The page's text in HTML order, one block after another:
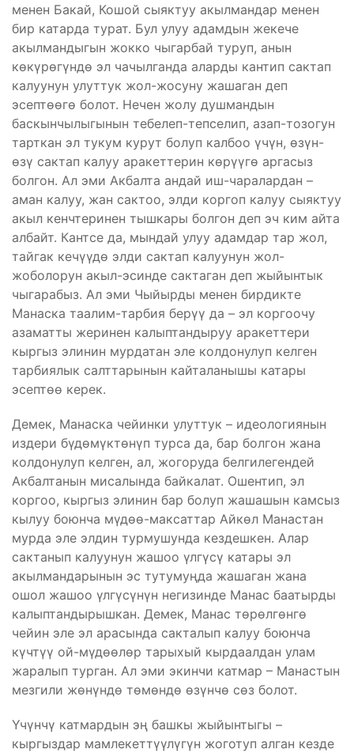
менен Бакай, Кошой сыяктуу акылмандар менен
бир катарда турат. Бул улуу адамдын жекече
акылмандыгын жокко чыгарбай туруп, анын
көкүрөгүндө эл чачылганда аларды кантип сактап
калуунун улуттук жол-жосуну жашаган деп
эсептөөгө болот. Нечен жолу душмандын
баскынчылыгынын тебелеп-тепселип, азап-тозогун
тарткан эл тукум курут болуп калбоо үчүн, өзүн-
өзү сактап калуу аракеттерин көрүүгө аргасыз
болгон. Ал эми Акбалта андай иш-чаралардан –
аман калуу, жан сактоо, элди коргоп калуу сыяктуу
акыл кенчтеринен тышкары болгон деп эч ким айта
албайт. Кантсе да, мындай улуу адамдар тар жол,
тайгак кечүүдө элди сактап калуунун жол-
жоболорун акыл-эсинде сактаган деп жы­йынтык
чыгарабыз. Ал эми Чыйырды менен бирдикте
Манаска таалим-тарбия берүү да – эл коргоочу
азаматты жеринен калыптандыруу аракеттери
кыргыз элинин мурдатан эле колдонулуп келген
тарбиялык салттарынын кайталанышы катары
эсептөө керек.
Демек, Манаска чейинки улуттук – идеологиянын
издери бүдөмүктөнүп турса да, бар болгон жана
колдонулуп келген, ал, жогоруда белгилегендей
Акбалтанын мисалында байкалат. Ошентип, эл
коргоо, кыргыз элинин бар болуп жашашын камсыз
кылуу боюнча мүдөө-максаттар Айкөл Манастан
мурда эле элдин турмушунда кездешкен. Алар
сактанып калуунун жашоо үлгүсү катары эл
акылмандарынын эс тутумуңда жашаган жана
ошол жашоо үлгүсүнүн негизинде Манас баатырды
калыптандырышкан. Демек, Манас төрөлгөнгө
чейин эле эл арасында сакталып калуу боюнча
күчтүү ой-мүдөөлөр тарыхый кырдаалдан улам
жаралып турган. Ал эми экинчи катмар – Манастын
мезгили жөнүндө төмөндө өзүнчө сөз болот.
Үчүнчү катмардын эң башкы жыйынтыгы –
кыргыздар мамлекеттүүлүгүн жоготуп алган кезде